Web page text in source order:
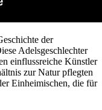
der
Adelsgeschlechter
einflussreiche Künstler
zur Natur pflegten
Einheimischen, die für